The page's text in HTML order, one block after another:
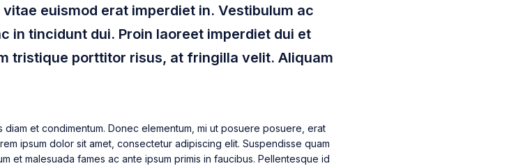
euismod erat imperdiet in. Vestibulum ac
in tincidunt dui. Proin laoreet imperdiet dui et
tristique porttitor risus, at fringilla velit. Aliquam
et condimentum. Donec elementum, mi ut posuere posuere, erat
ipsum dolor sit amet, consectetur adipiscing elit. Suspendisse quam
et malesuada fames ac ante ipsum primis in faucibus. Pellentesque id